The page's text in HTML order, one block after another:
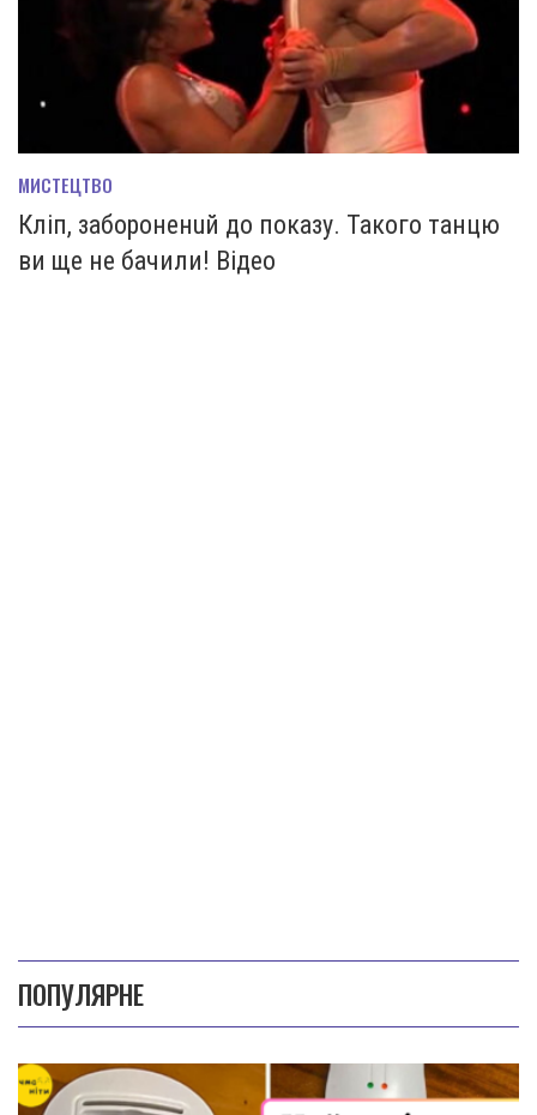
МИСТЕЦТВО
Кліп, забoроненuй до показу. Такого танцю
ви ще не бачили! Відео
ПОПУЛЯРНЕ